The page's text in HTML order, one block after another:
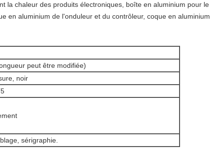
la chaleur des produits électroniques, boîte en aluminium pour le
en aluminium de l'onduleur et du contrôleur, coque en aluminium
peut être modifiée)
noir
sérigraphie.